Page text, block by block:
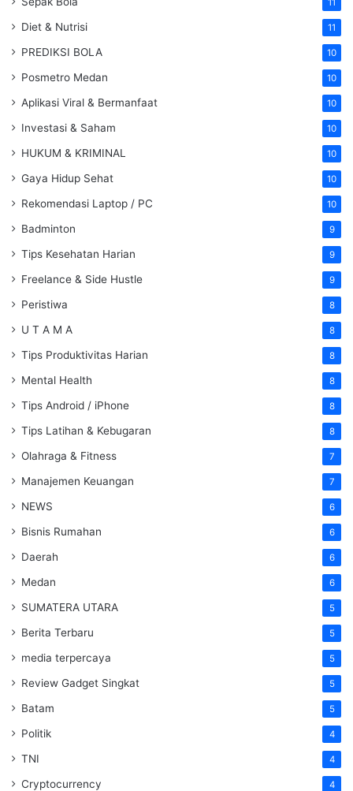
Diet & Nutrisi 11
PREDIKSI BOLA 10
Posmetro Medan 10
Aplikasi Viral & Bermanfaat 10
Investasi & Saham 10
HUKUM & KRIMINAL 10
Gaya Hidup Sehat 10
Rekomendasi Laptop / PC 10
Badminton 9
Tips Kesehatan Harian 9
Freelance & Side Hustle 9
Peristiwa 8
U T A M A 8
Tips Produktivitas Harian 8
Mental Health 8
Tips Android / iPhone 8
Tips Latihan & Kebugaran 8
Olahraga & Fitness 7
Manajemen Keuangan 7
NEWS 6
Bisnis Rumahan 6
Daerah 6
Medan 6
SUMATERA UTARA 5
Berita Terbaru 5
media terpercaya 5
Review Gadget Singkat 5
Batam 5
Politik 4
TNI 4
Cryptocurrency 4